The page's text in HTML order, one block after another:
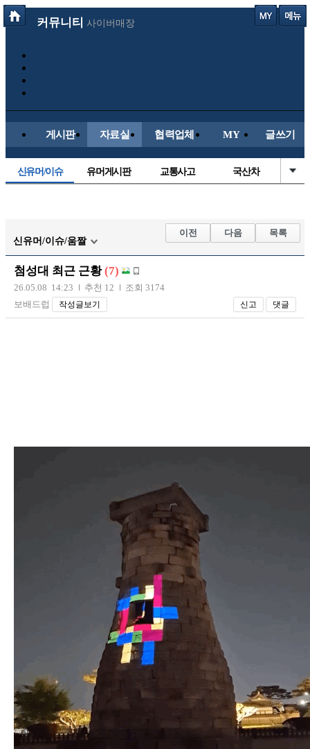
커뮤니티 사이버매장
게시판 자료실 협력업체 MY 글쓰기
신유머/이슈 유머게시판 교통사고 국산차
자유사진 군사/무기
트럭/버스 항공/해운/철도
장착시공사진
신유머/이슈/움짤
이전 다음 목록
첨성대 최근 근황 (7)
26.05.08 14:23 추천 12
조회 3174
보배드럽
작성글보기 신고 댓글